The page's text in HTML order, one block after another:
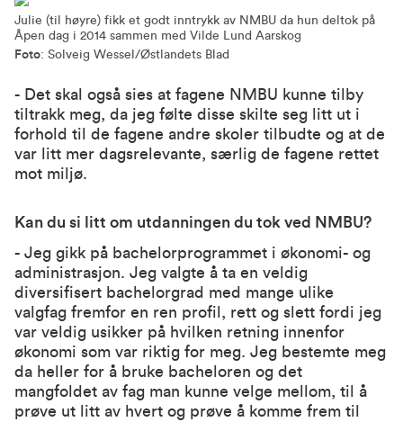
Julie (til høyre) fikk et godt inntrykk av NMBU da hun deltok på
Åpen dag i 2014 sammen med Vilde Lund Aarskog
Foto: Solveig Wessel/Østlandets Blad
- Det skal også sies at fagene NMBU kunne tilby
tiltrakk meg, da jeg følte disse skilte seg litt ut i
forhold til de fagene andre skoler tilbudte og at de
var litt mer dagsrelevante, særlig de fagene rettet
mot miljø.
Kan du si litt om utdanningen du tok ved NMBU?
- Jeg gikk på bachelorprogrammet i økonomi- og
administrasjon. Jeg valgte å ta en veldig
diversifisert bachelorgrad med mange ulike
valgfag fremfor en ren profil, rett og slett fordi jeg
var veldig usikker på hvilken retning innenfor
økonomi som var riktig for meg. Jeg bestemte meg
da heller for å bruke bacheloren og det
mangfoldet av fag man kunne velge mellom, til å
prøve ut litt av hvert og prøve å komme frem til